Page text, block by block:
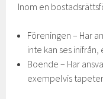
Inom en
Föreningen – Har
inte kan ses
Boende – Har
exempelvis